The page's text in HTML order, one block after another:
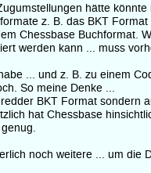
hätte
z. B. das BKT
Chessbase Buchformat.
werden kann ... muss
... und z. B. zu einem
So meine Denke ...
BKT Format sondern
hat Chessbase
noch weitere ... um die